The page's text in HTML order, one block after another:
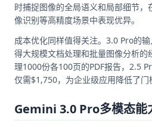
时捕捉图像的全局语义和局部细节，
像识别等高精度场景中表现优异。
成本优化同样值得关注。3.0 Pro的
得大规模文档处理和批量图像分析的
理1000份各100页的PDF报告，2.5
仅需$1,750，为企业级应用降低了门
Gemini 3.0 Pro多模态能